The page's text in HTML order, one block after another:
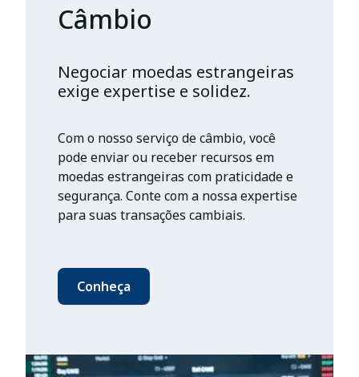
Câmbio
Negociar moedas estrangeiras
exige expertise e solidez.
Com o nosso serviço de câmbio, você
pode enviar ou receber recursos em
moedas estrangeiras com praticidade e
segurança. Conte com a nossa expertise
para suas transações cambiais.
Conheça